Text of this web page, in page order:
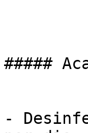
#####
-